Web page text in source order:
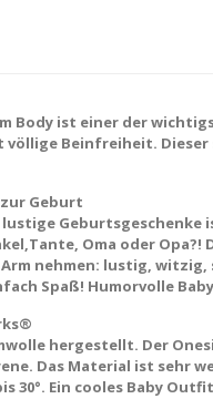
Body ist einer der
völlige Beinfreiheit.
Geburt
Oma oder
nehmen: lustig,
Spaß! Humorvolle
hergestellt. Der
Das Material ist sehr
30°. Ein cooles Baby